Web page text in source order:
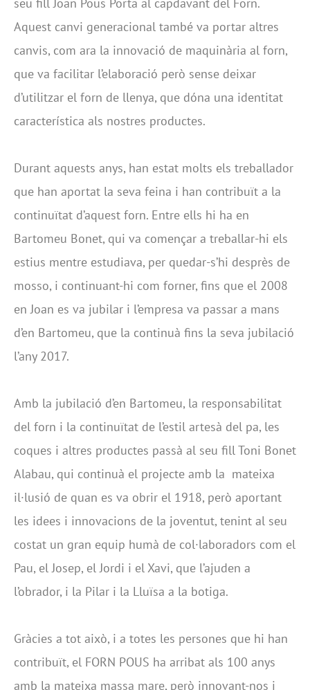
Aquest canvi generacional també va portar altres
canvis, com ara la innovació de maquinària al forn,
que va facilitar l’elaboració però sense deixar
d’utilitzar el forn de llenya, que dóna una identitat
característica als nostres productes.
Durant aquests anys, han estat molts els treballador
que han aportat la seva feina i han contribuït a la
continuïtat d’aquest forn. Entre ells hi ha en
Bartomeu Bonet, qui va començar a treballar-hi els
estius mentre estudiava, per quedar-s’hi desprès de
mosso, i continuant-hi com forner, fins que el 2008
en Joan es va jubilar i l’empresa va passar a mans
d’en Bartomeu, que la continuà fins la seva jubilació
l’any 2017.
Amb la jubilació d’en Bartomeu, la responsabilitat
del forn i la continuïtat de l’estil artesà del pa, les
coques i altres productes passà al seu fill Toni Bonet
Alabau, qui continuà el projecte amb la mateixa
il·lusió de quan es va obrir el 1918, però aportant
les idees i innovacions de la joventut, tenint al seu
costat un gran equip humà de col·laboradors com el
Pau, el Josep, el Jordi i el Xavi, que l’ajuden a
l’obrador, i la Pilar i la Lluïsa a la botiga.
Gràcies a tot això, i a totes les persones que hi han
contribuït, el FORN POUS ha arribat als 100 anys
amb la mateixa massa mare, però innovant-nos i